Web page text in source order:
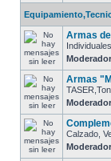
Armas
Armas
Calzado,